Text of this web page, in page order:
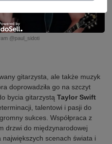
@paul_sidoti
gitarzysta, ale także muzyk
doprowadziła go na szczyt
bycia gitarzystą Taylor Swift
talentowi i pasji do
sukces. Współpraca z
drzwi do międzynarodowej
scenach świata i